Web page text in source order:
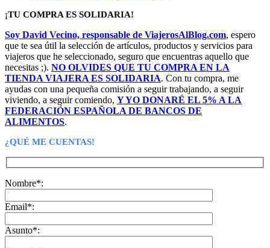
¡TU COMPRA ES SOLIDARIA!
Soy David Vecino, responsable de ViajerosAlBlog.com, espero
que te sea útil la selección de artículos, productos y servicios para
viajeros que he seleccionado, seguro que encuentras aquello que
necesitas ;). NO OLVIDES QUE TU COMPRA EN LA
TIENDA VIAJERA ES SOLIDARIA. Con tu compra, me
ayudas con una pequeña comisión a seguir trabajando, a seguir
viviendo, a seguir comiendo, Y YO DONARÉ EL 5% A LA
FEDERACIÓN ESPAÑOLA DE BANCOS DE
ALIMENTOS.
¿QUÉ ME CUENTAS!
Nombre*:
Email*:
Asunto*: